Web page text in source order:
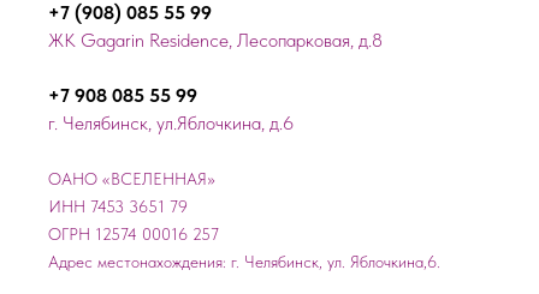
+7 (908) 085 55 99
ЖК Gagarin Residence, Лесопарковая, д.8
+7 908 085 55 99
г. Челябинск, ул.Яблочкина, д.6
ОАНО «ВСЕЛЕННАЯ»
ИНН 7453 3651 79
ОГРН 12574 00016 257
Адрес местонахождения: г. Челябинск, ул. Яблочкина,6.